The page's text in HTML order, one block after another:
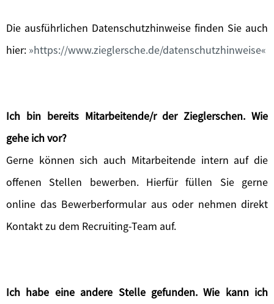
Die ausführlichen Datenschutzhinweise finden Sie auch
hier: https://www.zieglersche.de/datenschutzhinweise
Ich bin bereits Mitarbeitende/r der Zieglerschen. Wie
gehe ich vor?
Gerne können sich auch Mitarbeitende intern auf die
offenen Stellen bewerben. Hierfür füllen Sie gerne
online das Bewerberformular aus oder nehmen direkt
Kontakt zu dem Recruiting-Team auf.
Ich habe eine andere Stelle gefunden. Wie kann ich